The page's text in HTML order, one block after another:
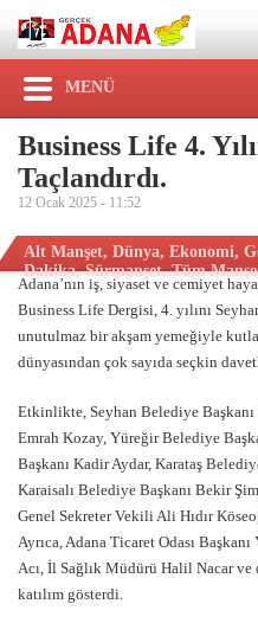
MENÜ
Business Life 4.
Taçlandırdı.
12 Ocak 2025 - 11:52
Alt Manşet, Dünya, Ekonomi,
Dakika,Sürmanşet,Tüm
Adana’nın iş, siyaset ve cemiyet
Business Life Dergisi, 4. yılını
unutulmaz bir akşam yemeğiyle
dünyasından çok sayıda seçkin
Etkinlikte, Seyhan Belediye
Emrah Kozay, Yüreğir Belediye
Başkanı Kadir Aydar, Karataş
Karaisalı Belediye Başkanı Bekir
Genel Sekreter Vekili Ali Hıdır
Ayrıca, Adana Ticaret Odası
Acı, İl Sağlık Müdürü Halil Nacar
katılım gösterdi.